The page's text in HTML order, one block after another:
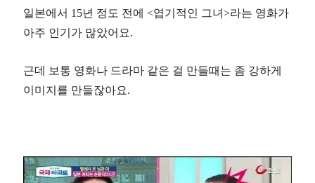
일본에서 15년 정도 전에 <엽기적인 그녀>라는 영화가
아주 인기가 많았어요.
근데 보통 영화나 드라마 같은 걸 만들때는 좀 강하게
이미지를 만들잖아요.